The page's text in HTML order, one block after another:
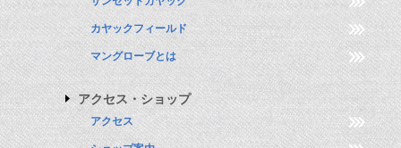
カヤックフィールド
マングローブとは
アクセス・ショップ
アクセス